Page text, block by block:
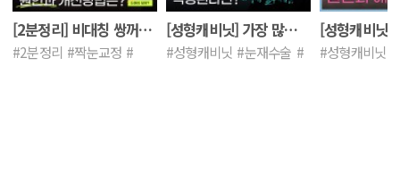
[2분정리] 비대칭 쌍꺼풀의 원인! 개선 방법은?
#2분정리 #짝눈교정 #
[성형캐비닛] 가장 많이 하는 눈재수술 3가지!, 총정리 영상! (소세지눈,비대칭,과트임)
#성형캐비닛 #눈재수술 #
#성형캐비닛